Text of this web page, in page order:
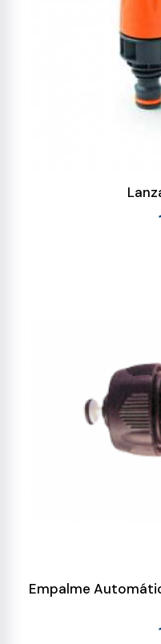
Empalme